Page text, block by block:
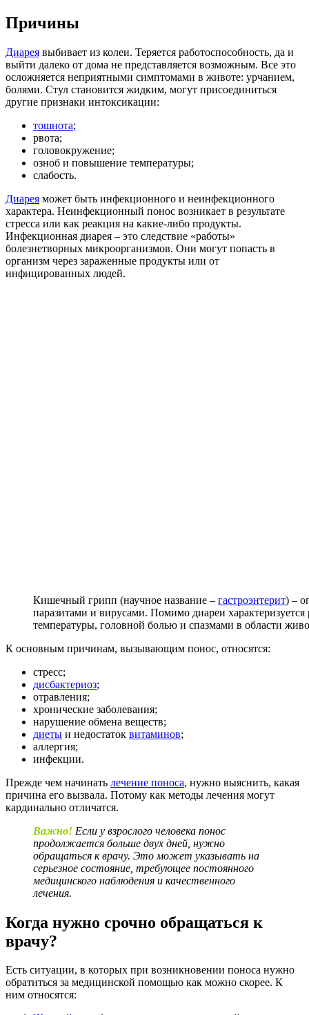
Причины
Диарея выбивает из колеи. Теряется работоспособность, да и
выйти далеко от дома не представляется возможным. Все это
осложняется неприятными симптомами в животе: урчанием,
болями. Стул становится жидким, могут присоединиться
другие признаки интоксикации:
тошнота;
рвота;
головокружение;
озноб и повышение температуры;
слабость.
Диарея может быть инфекционного и неинфекционного
характера. Неинфекционный понос возникает в результате
стресса или как реакция на какие-либо продукты.
Инфекционная диарея – это следствие «работы»
болезнетворных микроорганизмов. Они могут попасть в
организм через зараженные продукты или от
инфицированных людей.
Кишечный грипп (научное название – гастроэнтерит) –
паразитами и вирусами. Помимо диареи
температуры, головной болью и спазмами в области
К основным причинам, вызывающим понос, относятся:
стресс;
дисбактериоз;
отравления;
хронические заболевания;
нарушение обмена веществ;
диеты и недостаток витаминов;
аллергия;
инфекции.
Прежде чем начинать лечение поноса, нужно выяснить, какая
причина его вызвала. Потому как методы лечения могут
кардинально отличатся.
Важно! Если у взрослого человека понос
продолжается больше двух дней, нужно
обращаться к врачу. Это может указывать на
серьезное состояние, требующее постоянного
медицинского наблюдения и качественного
лечения.
Когда нужно срочно обращаться к
врачу?
Есть ситуации, в которых при возникновении поноса нужно
обратиться за медицинской помощью как можно скорее. К
ним относятся: